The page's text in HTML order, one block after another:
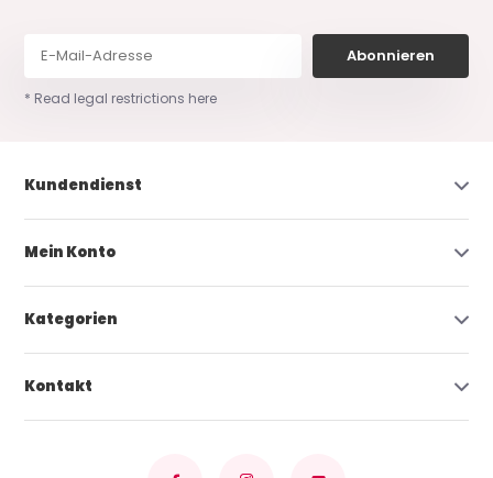
Abonnieren
* Read legal restrictions here
Kundendienst
Mein Konto
Kategorien
Kontakt